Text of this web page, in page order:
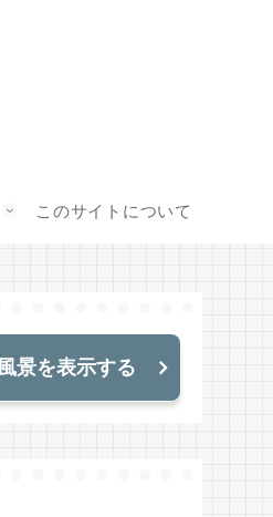
このサイトについて
景を表示する